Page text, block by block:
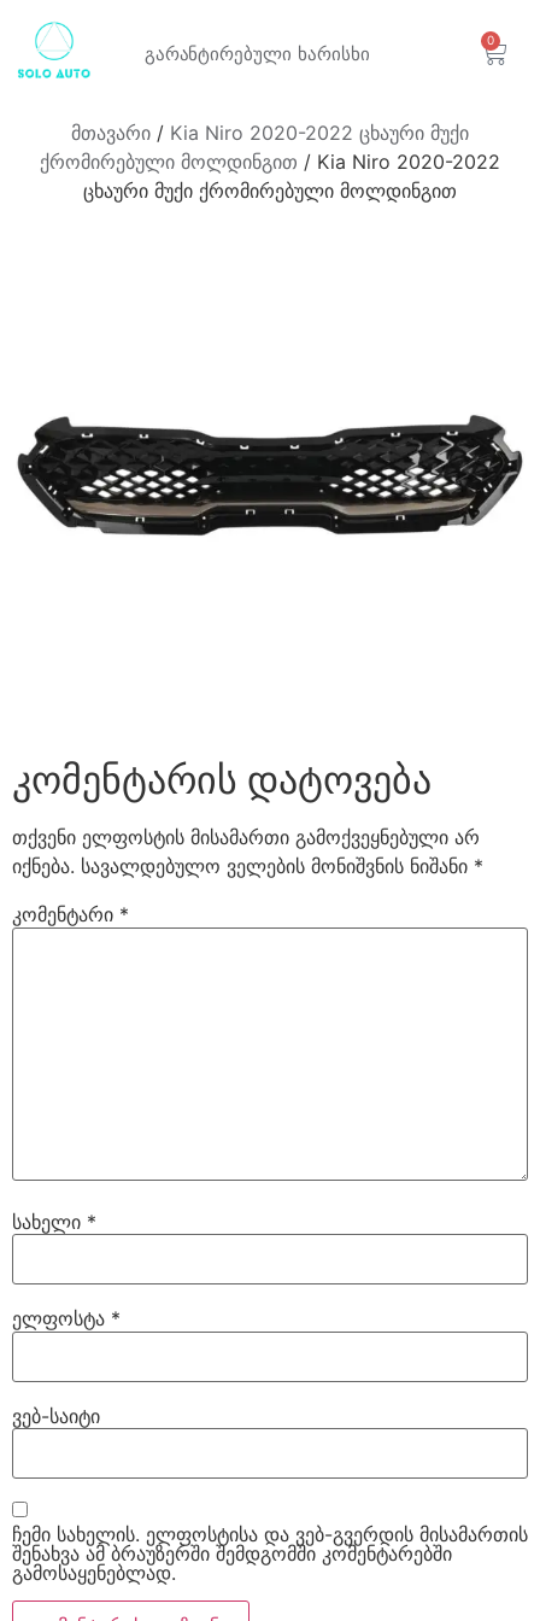
გარანტირებული ხარისხი
0
მთავარი / Kia Niro 2020-2022 ცხაური მუქი
ქრომირებული მოლდინგით / Kia Niro 2020-2022
ცხაური მუქი ქრომირებული მოლდინგით
კომენტარის დატოვება
თქვენი ელფოსტის მისამართი გამოქვეყნებული არ
იქნება. სავალდებულო ველების მონიშვნის ნიშანი *
კომენტარი *
სახელი *
ელფოსტა *
ვებ-საიტი
ჩემი სახელის. ელფოსტისა და ვებ-გვერდის მისამართის
შენახვა ამ ბრაუზერში შემდგომში კომენტარებში
გამოსაყენებლად.